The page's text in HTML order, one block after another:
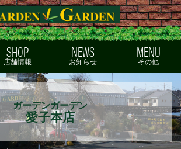
ンガーデン
SHOP
店舗情報
NEWS
お知らせ
MENU
その他
ガーデンガーデン
愛子本店